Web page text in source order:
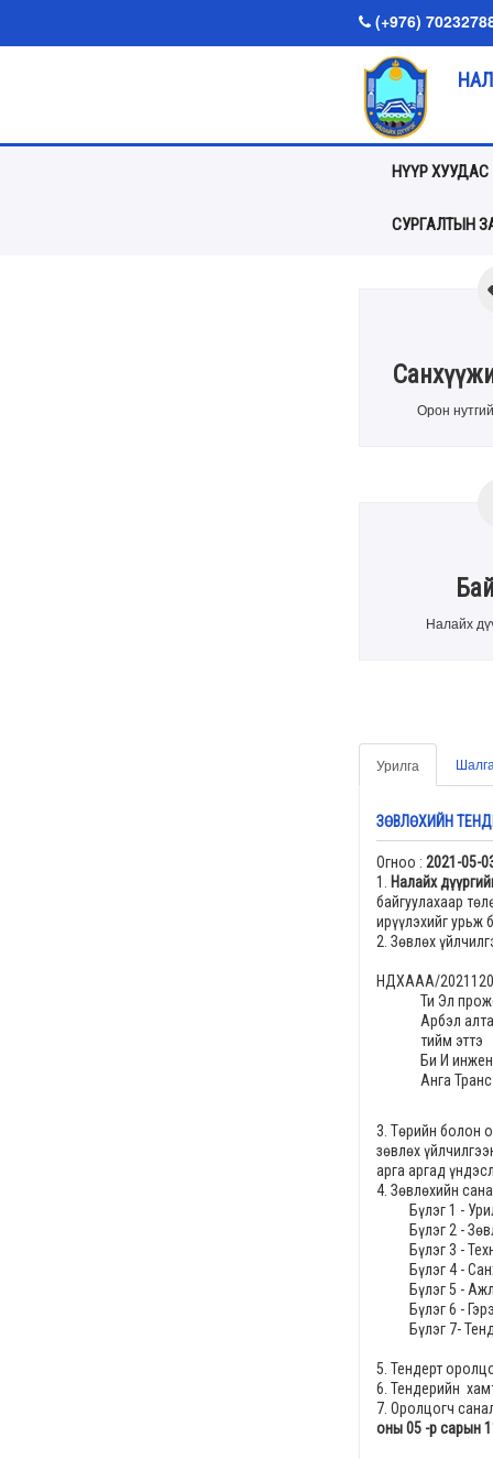
(+976)
НҮҮР ХУУДАС
СУРГАЛТЫН
Орон
Налайх
Урилга
ЗӨВЛӨХИЙН
Огноо : 2021-05-
1.
Налайх
байгуулахаар
ирүүлэхийг урьж
2. Зөвлөх
НДХААА/
Ти Эл
Арбэл
тийм эттэ
Би И
Анга Транс
3. Төрийн болон
зөвлөх
арга аргад
4. Зөвлөхийн
Бүлэг 1 -
Бүлэг 2 -
Бүлэг 3 -
Бүлэг 4 -
Бүлэг 5 -
Бүлэг 6 -
Бүлэг 7-
5. Тендерт
6. Тендерийн
7. Оролцогч
оны 05 -р сарын